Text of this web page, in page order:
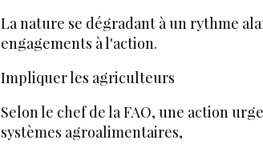
La nature se dégradant à un rythme
engagements à l'action.
Impliquer les agriculteurs
Selon le chef de la FAO, une action
systèmes agroalimentaires,